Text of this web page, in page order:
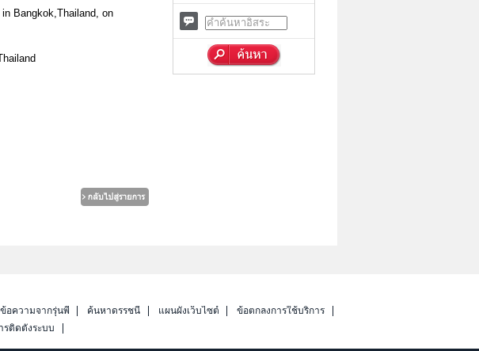
Bangkok,Thailand, on
ข้อความจากรุ่นพี่ ค้นหาดรรชนี แผนผังเว็บไซต์
ข้อตกลงการใช้บริการ
รติดตั้งระบบ